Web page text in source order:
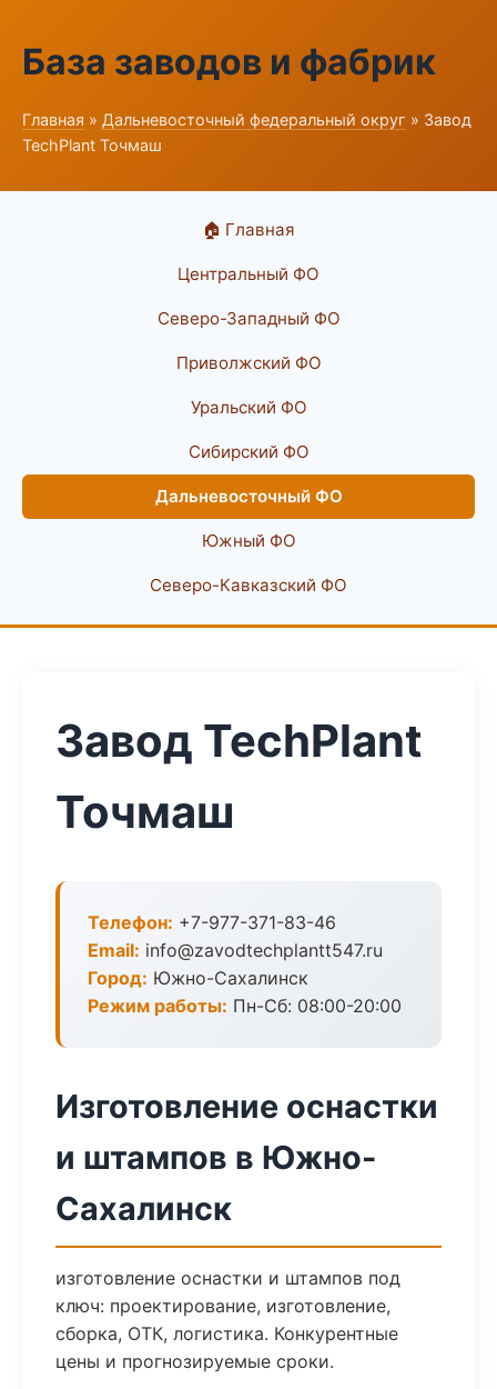
База заводов и фабрик
Главная » Дальневосточный федеральный округ » Завод
TechPlant Точмаш
🏠 Главная
Центральный ФО
Северо-Западный ФО
Приволжский ФО
Уральский ФО
Сибирский ФО
Дальневосточный ФО
Южный ФО
Северо-Кавказский ФО
Завод TechPlant
Точмаш
Телефон: +7-977-371-83-46
Email: info@zavodtechplantt547.ru
Город: Южно-Сахалинск
Режим работы: Пн-Сб: 08:00-20:00
Изготовление оснастки
и штампов в Южно-
Сахалинск
изготовление оснастки и штампов под
ключ: проектирование, изготовление,
сборка, ОТК, логистика. Конкурентные
цены и прогнозируемые сроки.